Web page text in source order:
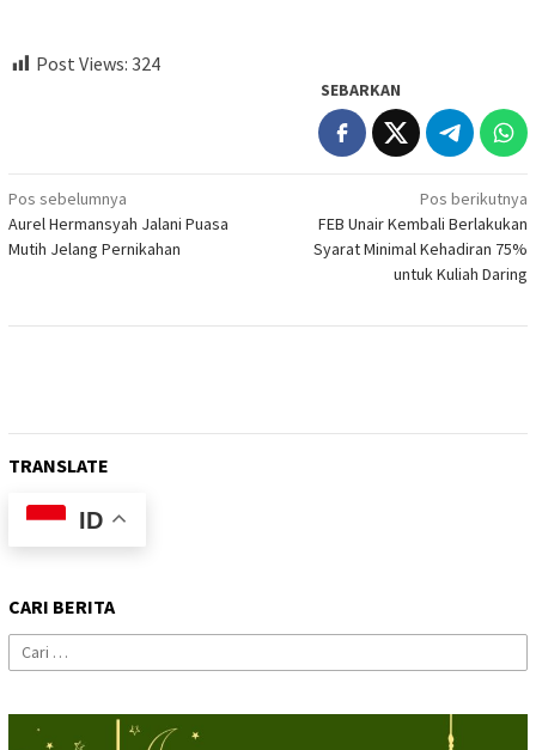
Post Views: 324
SEBARKAN
Navigasi
pos
Pos sebelumnya
Aurel Hermansyah Jalani Puasa
Mutih Jelang Pernikahan
Pos berikutnya
FEB Unair Kembali Berlakukan
Syarat Minimal Kehadiran 75%
untuk Kuliah Daring
TRANSLATE
ID
CARI BERITA
Cari
untuk: